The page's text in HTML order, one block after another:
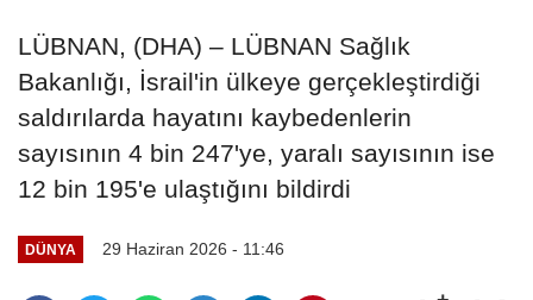
LÜBNAN, (DHA) – LÜBNAN Sağlık
Bakanlığı, İsrail'in ülkeye gerçekleştirdiği
saldırılarda hayatını kaybedenlerin
sayısının 4 bin 247'ye, yaralı sayısının ise
12 bin 195'e ulaştığını bildirdi
DÜNYA 29 Haziran 2026 - 11:46